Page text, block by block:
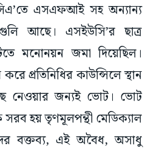
এসএফআই সহ অন্যান্য
আছে। এসইউসি’র ছাত্র
মনোনয়ন জমা দিয়েছিল।
প্রতিনিধির কাউন্সিলে স্থান
নেওয়ার জন্যই ভোট। ভোট
হয় তৃণমূলপন্থী মেডিক্যাল
বক্তব্য, এই অবৈধ, অসাধু